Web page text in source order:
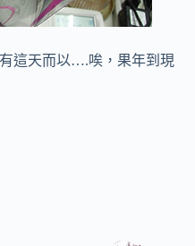
這天而以….唉，果年到現